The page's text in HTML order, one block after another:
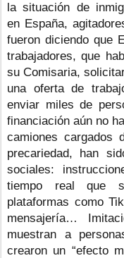
la situación de
en España,
fueron diciendo que
trabajadores, que
su Comisaria,
una oferta de
enviar miles de
financiación aún no
camiones cargados
precariedad, han
sociales:
tiempo real que
plataformas como
mensajería…
muestran a
crearon un “efecto